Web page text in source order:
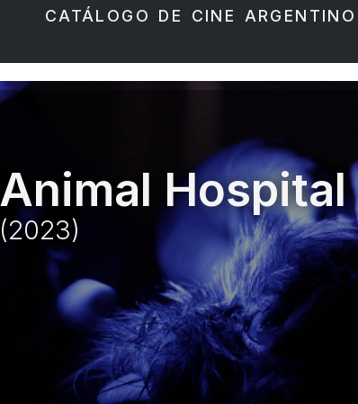
CATÁLOGO DE CINE ARGENTINO
Animal Hospital
(2023)